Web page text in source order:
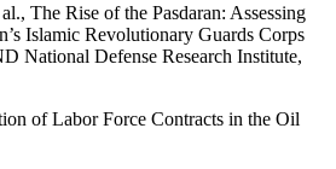
The Rise of the Pasdaran: Assessing
Islamic Revolutionary Guards Corps
National Defense Research Institute,
of Labor Force Contracts in the Oil